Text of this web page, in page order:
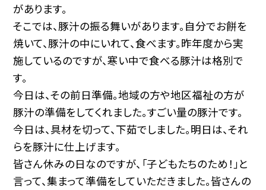
があります。
そこでは、豚汁の振る舞いがあります。自分でお餅を
焼いて、豚汁の中にいれて、食べます。昨年度から実
施しているのですが、寒い中で食べる豚汁は格別で
す。
今日は、その前日準備。地域の方や地区福祉の方が
豚汁の準備をしてくれました。すごい量の豚汁です。
今日は、具材を切って、下茹でしました。明日は、それ
らを豚汁に仕上げます。
皆さん休みの日なのですが、「子どもたちのため！」と
言って、集まって準備をしていただきました。皆さんの